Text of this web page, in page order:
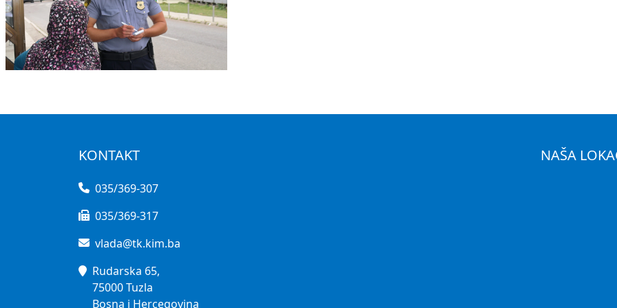
KONTAKT
035/369-307
035/369-317
vlada@tk.kim.ba
Rudarska 65,
75000 Tuzla
Bosna i Hercegovina
NAŠA